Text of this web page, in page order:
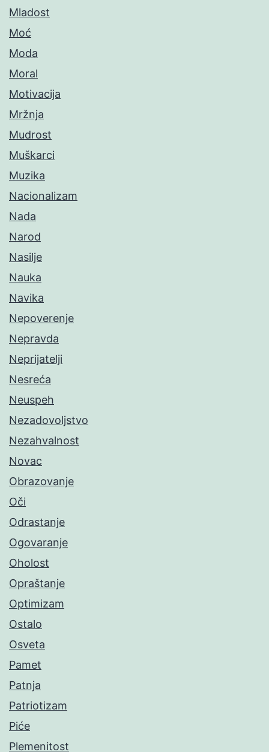
Mladost
Moć
Moda
Moral
Motivacija
Mržnja
Mudrost
Muškarci
Muzika
Nacionalizam
Nada
Narod
Nasilje
Nauka
Navika
Nepoverenje
Nepravda
Neprijatelji
Nesreća
Neuspeh
Nezadovoljstvo
Nezahvalnost
Novac
Obrazovanje
Oči
Odrastanje
Ogovaranje
Oholost
Opraštanje
Optimizam
Ostalo
Osveta
Pamet
Patnja
Patriotizam
Piće
Plemenitost